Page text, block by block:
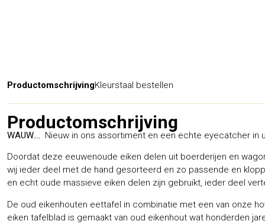
ProductomschrijvingKleurstaal bestellen
Productomschrijving
WAUW…. Nieuw in ons assortiment en een echte eyecatcher in
Doordat deze eeuwenoude eiken delen uit boerderijen en
wij ieder deel met de hand gesorteerd en zo passende en
en echt oude massieve eiken delen zijn gebruikt, ieder deel
De oud eikenhouten eettafel in combinatie met een van onze
eiken tafelblad is gemaakt van oud eikenhout wat honderden